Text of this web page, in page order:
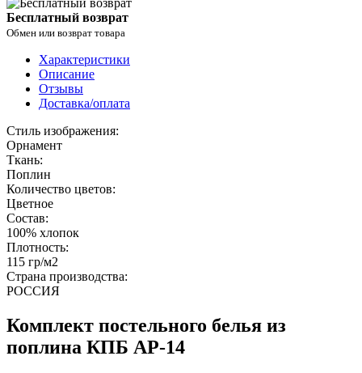
Бесплатный возврат
Обмен или возврат товара
Характеристики
Описание
Отзывы
Доставка/оплата
Стиль изображения:
Орнамент
Ткань:
Поплин
Количество цветов:
Цветное
Состав:
100% хлопок
Плотность:
115 гр/м2
Страна производства:
РОССИЯ
Комплект постельного белья из
поплина КПБ AP-14